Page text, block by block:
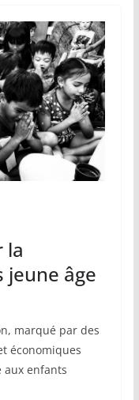
la
jeune âge
marqué par des
économiques
enfants